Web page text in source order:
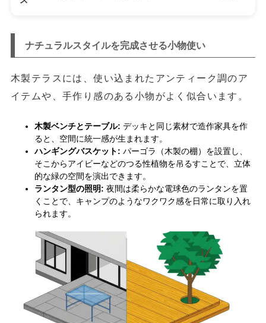
ナチュラルスタイルを完成させる小物使い
木製テラスには、使い込まれたアンティーク調のア
イテムや、手作り感のある小物がよく似合います。
木製ベンチとテーブル: デッキと同じ素材で造作家具を作
ると、空間に統一感が生まれます。
ハンギングバスケット: パーゴラ（木製の棚）を設置し、
そこからアイビーなどのつる性植物を吊るすことで、立体
的な緑の空間を演出できます。
ランタン型の照明: 夜間は柔らかな電球色のランタンを置
くことで、キャンプのようなワクワク感を日常に取り入れ
られます。